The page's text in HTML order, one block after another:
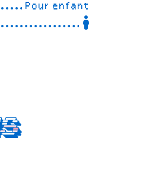
Pour enfant